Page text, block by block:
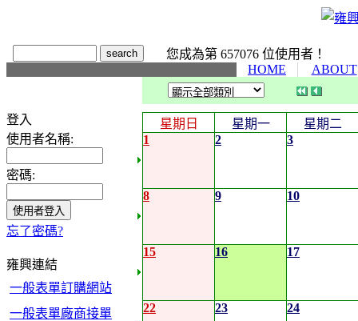
您成為第 657076 位使用者！
HOME
ABOUT
登入
使用者名稱:
密碼:
忘了密碼?
雍興連結
一般表單訂購網站
一般表單廠商接單
星期日 星期一
星期二
1
2 3
8 9 10
15 16 17
22 23 24